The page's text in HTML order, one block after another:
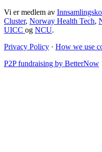
Vi er medlem av
Cluster, Norway Health Tech,
UICC og NCU.
Privacy Policy · How we use
P2P fundraising by BetterNow